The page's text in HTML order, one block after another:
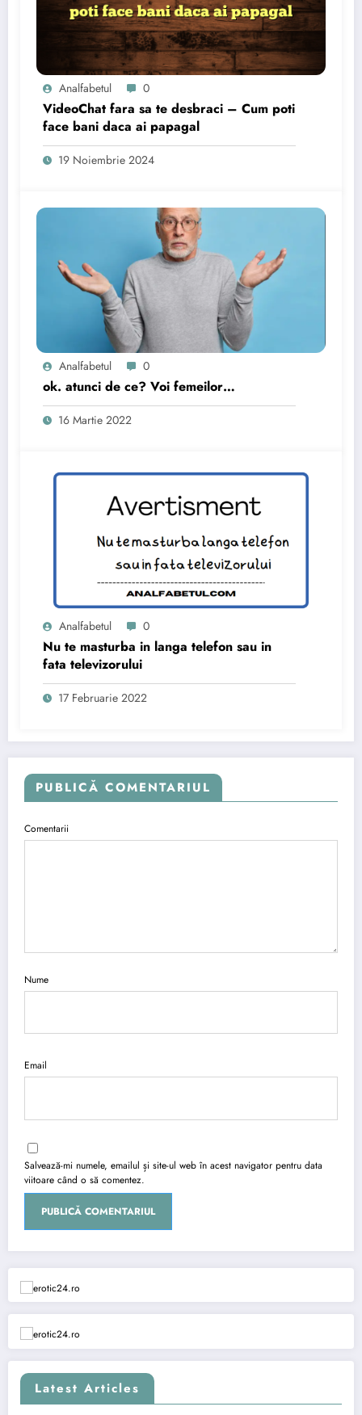
Analfabetul 0
VideoChat fara sa te desbraci – Cum poti
face bani daca ai papagal
19 Noiembrie 2024
Analfabetul 0
ok. atunci de ce? Voi femeilor…
16 Martie 2022
Analfabetul 0
Nu te masturba in langa telefon sau in
fata televizorului
17 Februarie 2022
PUBLICĂ COMENTARIUL
Comentarii
Nume
Email
Salvează-mi numele, emailul și site-ul web în acest navigator pentru data
viitoare când o să comentez.
Latest Articles